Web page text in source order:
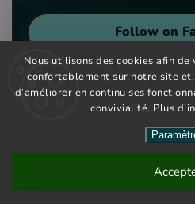
Nous utilisons des cookies afin
confortablement sur notre site
d’améliorer en continu ses
convivialité. Plus
Nové kouřové dipy maďarské
českém a slovenském trhu.
skladem.
Follow on
Copyright 2026Big
VytvořilShoptet|